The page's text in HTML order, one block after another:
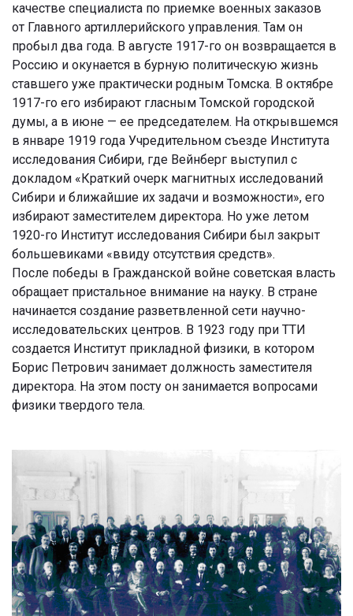
качестве специалиста по приемке военных заказов
от Главного артиллерийского управления. Там он
пробыл два года. В августе 1917-го он возвращается в
Россию и окунается в бурную политическую жизнь
ставшего уже практически родным Томска. В октябре
1917-го его избирают гласным Томской городской
думы, а в июне — ее председателем. На открывшемся
в январе 1919 года Учредительном съезде Института
исследования Сибири, где Вейнберг выступил с
докладом «Краткий очерк магнитных исследований
Сибири и ближайшие их задачи и возможности», его
избирают заместителем директора. Но уже летом
1920-го Институт исследования Сибири был закрыт
большевиками «ввиду отсутствия средств».
После победы в Гражданской войне советская власть
обращает пристальное внимание на науку. В стране
начинается создание разветвленной сети научно-
исследовательских центров. В 1923 году при ТТИ
создается Институт прикладной физики, в котором
Борис Петрович занимает должность заместителя
директора. На этом посту он занимается вопросами
физики твердого тела.